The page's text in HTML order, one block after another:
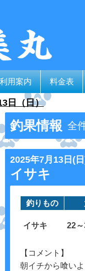
用案内 料金表
日（日）
釣果情報 全
2025年7月13日(
イサキ
釣りもの
イサキ 22
【コメント】
朝イチから喰い